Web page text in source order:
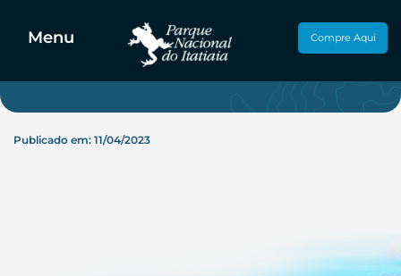
Menu Compre Aqui
Hospedagem
Camping
Publicado em: 11/04/2023